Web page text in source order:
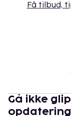
Få tilbud,
Gå ikke